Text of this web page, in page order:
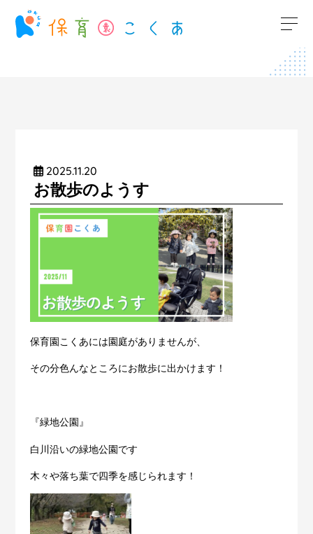
2025.11.20
お散歩のようす
保育園こくあには園庭がありませんが、
その分色んなところにお散歩に出かけます！
『緑地公園』
白川沿いの緑地公園です
木々や落ち葉で四季を感じられます！